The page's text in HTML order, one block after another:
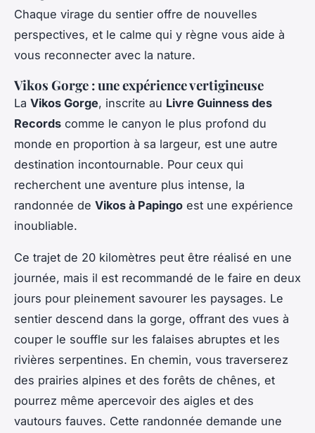
Chaque virage du sentier offre de nouvelles
perspectives, et le calme qui y règne vous aide à
vous reconnecter avec la nature.
Vikos Gorge : une expérience vertigineuse
La Vikos Gorge, inscrite au Livre Guinness des
Records comme le canyon le plus profond du
monde en proportion à sa largeur, est une autre
destination incontournable. Pour ceux qui
recherchent une aventure plus intense, la
randonnée de Vikos à Papingo est une expérience
inoubliable.
Ce trajet de 20 kilomètres peut être réalisé en une
journée, mais il est recommandé de le faire en deux
jours pour pleinement savourer les paysages. Le
sentier descend dans la gorge, offrant des vues à
couper le souffle sur les falaises abruptes et les
rivières serpentines. En chemin, vous traverserez
des prairies alpines et des forêts de chênes, et
pourrez même apercevoir des aigles et des
vautours fauves. Cette randonnée demande une